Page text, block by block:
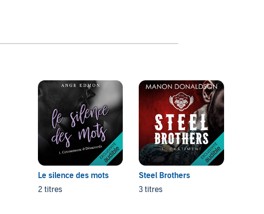
Le silence des mots
2 titres
Steel Brothers
3 titres